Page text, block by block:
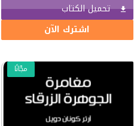
تحميل الكتاب
اشترك الآن
مجّانًا